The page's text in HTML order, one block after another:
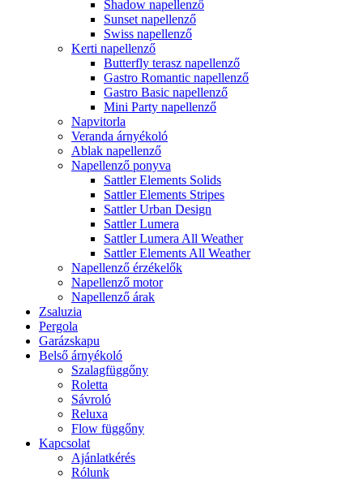
Shadow napellenző
Sunset napellenző
Swiss napellenző
Kerti napellenző
Butterfly terasz napellenző
Gastro Romantic napellenző
Gastro Basic napellenző
Mini Party napellenző
Napvitorla
Veranda árnyékoló
Ablak napellenző
Napellenző ponyva
Sattler Elements Solids
Sattler Elements Stripes
Sattler Urban Design
Sattler Lumera
Sattler Lumera All Weather
Sattler Elements All Weather
Napellenző érzékelők
Napellenző motor
Napellenző árak
Zsaluzia
Pergola
Garázskapu
Belső árnyékoló
Szalagfüggőny
Roletta
Sávroló
Reluxa
Flow függőny
Kapcsolat
Ajánlatkérés
Rólunk